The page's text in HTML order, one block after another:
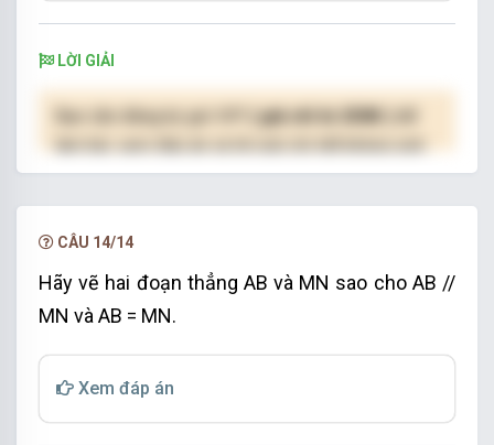
LỜI GIẢI
( giá chỉ từ 250K )
hạn.
CÂU 14/14
Hãy vẽ hai đoạn thẳng AB và MN sao cho AB //
MN và AB = MN.
Xem đáp án